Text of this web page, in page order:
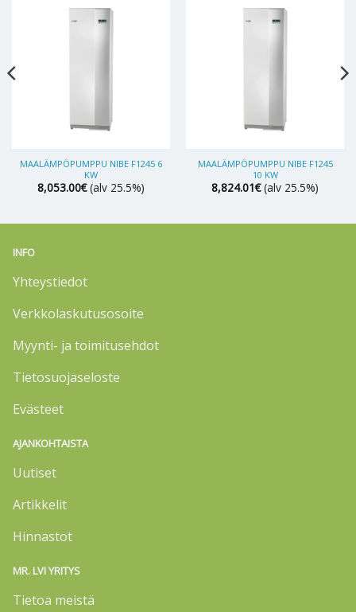
MAALÄMPÖPUMPPU NIBE F1245 6
KW
8,053.00€ (alv 25.5%)
MAALÄMPÖPUMPPU NIBE F1245
10 KW
8,824.01€ (alv 25.5%)
INFO
Yhteystiedot
Verkkolaskutusosoite
Myynti- ja toimitusehdot
Tietosuojaseloste
Evästeet
AJANKOHTAISTA
Uutiset
Artikkelit
Hinnastot
MR. LVI YRITYS
Tietoa meistä